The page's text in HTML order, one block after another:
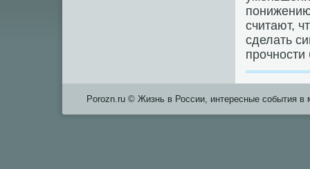
считают,
сделать
Porozn.ru © Жизнь в России, интересные события в